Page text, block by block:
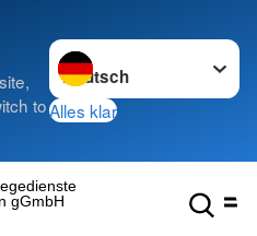
to
Sprache wechseln zu
Alles klar
gGmbH